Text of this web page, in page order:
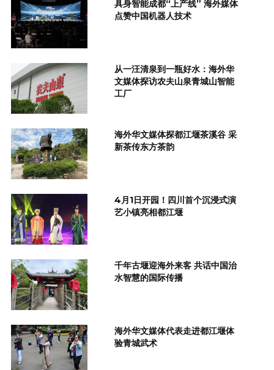
具身智能成都“上产线” 海外媒体
点赞中国机器人技术
从一汪清泉到一瓶好水：海外华
文媒体探访农夫山泉青城山智能
工厂
海外华文媒体探都江堰茶溪谷 采
新茶传东方茶韵
4月1日开园！四川首个沉浸式演
艺小镇亮相都江堰
千年古堰迎海外来客 共话中国治
水智慧的国际传播
海外华文媒体代表走进都江堰体
验青城武术